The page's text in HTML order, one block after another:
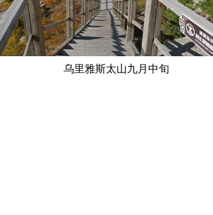
乌里雅斯太山九月中旬